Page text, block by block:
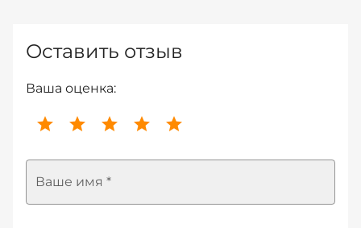
Оставить отзыв
Ваша оценка:
Ваше имя *